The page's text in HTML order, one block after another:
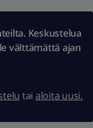
Keskustelua
välttämättä ajan
tai aloita uusi.